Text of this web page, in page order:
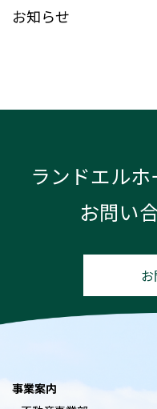
お知らせ
ランドエル
お問い
事業案内